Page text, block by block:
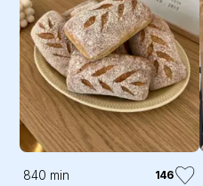
840 min
146